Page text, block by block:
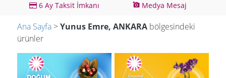
6 Ay Taksit İmkanı
add_a_photo Medya Mesaj
Ana Sayfa >Yunus Emre, ANKARA bölgesindeki
ürünler